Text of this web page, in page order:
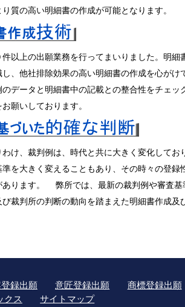
質の高い明細書の作成が可能となります。
以上の出願業務を行ってまいりました。明細
、他社排除効果の高い明細書の作成を心がけ
データと明細書中の記載との整合性をチェッ
願いしております。
け、裁判例は、時代と共に大きく変化してお
を大きく変えることもあり、その時々の登録
あります。 弊所では、最新の裁判例や審査基
裁判所の判断の動向を踏まえた明細書作成及
録出願 意匠登録出願 商標登録出願
クス サイトマップ